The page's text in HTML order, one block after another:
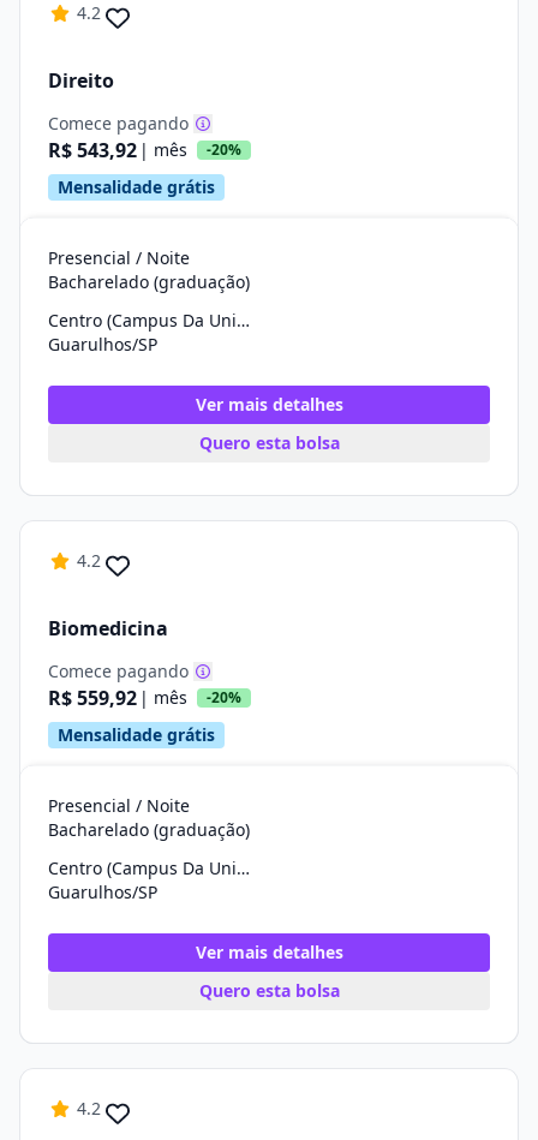
4.2
Direito
Comece pagando
R$ 543,92 | mês -20%
Mensalidade grátis
Presencial / Noite
Bacharelado (graduação)
Centro (Campus Da Univ. Cruzeiro Do Sul)
Guarulhos/SP
Ver mais detalhes
Quero esta bolsa
4.2
Biomedicina
Comece pagando
R$ 559,92 | mês -20%
Mensalidade grátis
Presencial / Noite
Bacharelado (graduação)
Centro (Campus Da Univ. Cruzeiro Do Sul)
Guarulhos/SP
Ver mais detalhes
Quero esta bolsa
4.2